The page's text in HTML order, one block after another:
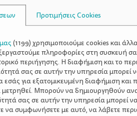
Προτιμήσεις Cookies
(1199) χρησιμοποιούμε cookies και
πληροφορίες στη συσκευή
περιήγησης. Η διαφήμιση και το
σας σε αυτήν την υπηρεσία μπορεί
εσάς για εξατομικευμένη διαφήμιση
μετρηθεί. Μπορούν να δημιουργηθούν
σας σε αυτήν την υπηρεσία μπορεί
να συμφωνήσετε με αυτό, να λάβετε